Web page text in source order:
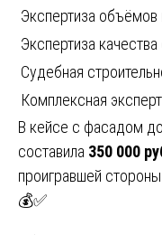
Экспертиза
Экспертиза
Судебная
Комплексная
В кейсе с фасадом
составила 350 000
проигравшей
💰✅